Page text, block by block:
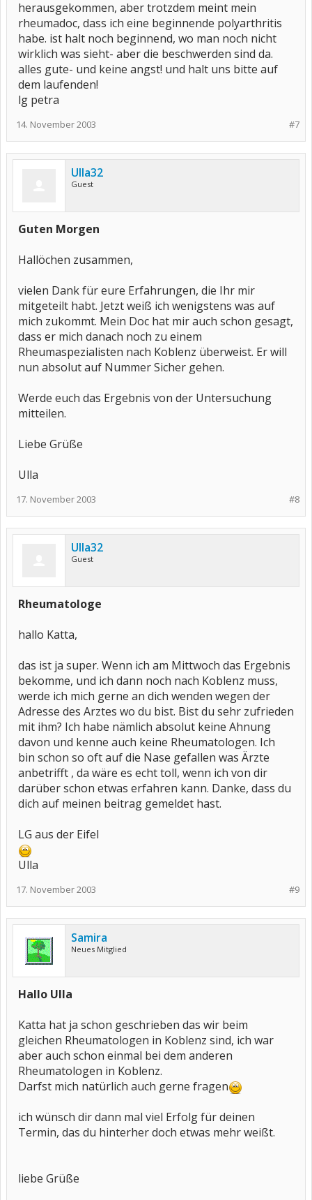
herausgekommen, aber trotzdem meint mein
rheumadoc, dass ich eine beginnende polyarthritis
habe. ist halt noch beginnend, wo man noch nicht
wirklich was sieht- aber die beschwerden sind da.
alles gute- und keine angst! und halt uns bitte auf
dem laufenden!
lg petra
#7
14. November 2003
Ulla32
Guest
Guten Morgen
Hallöchen zusammen,
vielen Dank für eure Erfahrungen, die Ihr mir
mitgeteilt habt. Jetzt weiß ich wenigstens was auf
mich zukommt. Mein Doc hat mir auch schon gesagt,
dass er mich danach noch zu einem
Rheumaspezialisten nach Koblenz überweist. Er will
nun absolut auf Nummer Sicher gehen.
Werde euch das Ergebnis von der Untersuchung
mitteilen.
Liebe Grüße
Ulla
#8
17. November 2003
Ulla32
Guest
Rheumatologe
hallo Katta,
das ist ja super. Wenn ich am Mittwoch das Ergebnis
bekomme, und ich dann noch nach Koblenz muss,
werde ich mich gerne an dich wenden wegen der
Adresse des Arztes wo du bist. Bist du sehr zufrieden
mit ihm? Ich habe nämlich absolut keine Ahnung
davon und kenne auch keine Rheumatologen. Ich
bin schon so oft auf die Nase gefallen was Ärzte
anbetrifft , da wäre es echt toll, wenn ich von dir
darüber schon etwas erfahren kann. Danke, dass du
dich auf meinen beitrag gemeldet hast.
LG aus der Eifel
Ulla
#9
17. November 2003
Samira
Neues Mitglied
Hallo Ulla
Katta hat ja schon geschrieben das wir beim
gleichen Rheumatologen in Koblenz sind, ich war
aber auch schon einmal bei dem anderen
Rheumatologen in Koblenz.
Darfst mich natürlich auch gerne fragen
ich wünsch dir dann mal viel Erfolg für deinen
Termin, das du hinterher doch etwas mehr weißt.
liebe Grüße